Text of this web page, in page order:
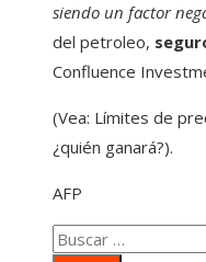
siendo un factor
del petroleo,
Confluence
(Vea: Límites de
¿quién ganará?).
AFP
Buscar: